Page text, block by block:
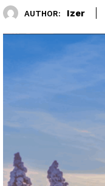
AUTHOR: Izer